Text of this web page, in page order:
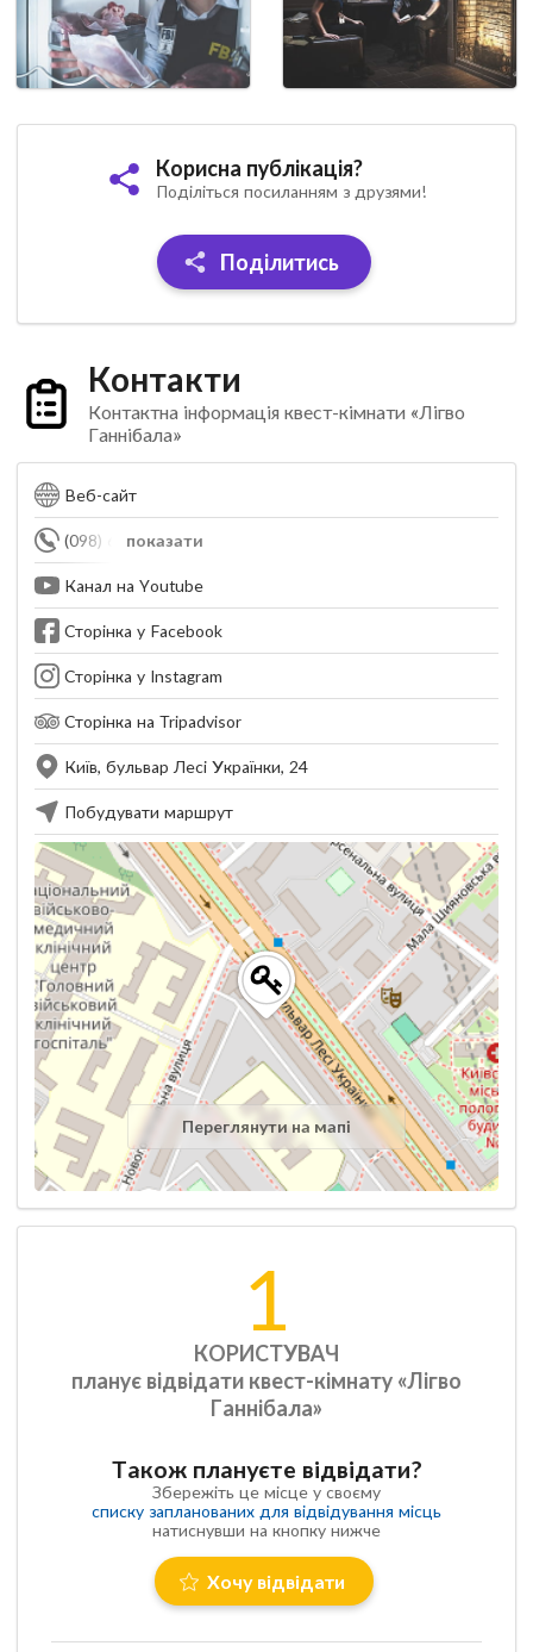
Корисна публікація?
Поділіться посиланням з друзями!
Поділитись
Контакти
Контактна інформація квест-кімнати «Лігво
Ганнібала»
Веб-сайт
показати
(098) 641-94-34
Канал на Youtube
Сторінка у Facebook
Сторінка у Instagram
Сторінка на Tripadvisor
Київ, бульвар Лесі Українки, 24
Побудувати маршрут
Переглянути на мапі
1
КОРИСТУВАЧ
планує відвідати квест-кімнату «Лігво
Ганнібала»
Також плануєте відвідати?
Збережіть це місце у своєму
списку запланованих для відвідування місць
натиснувши на кнопку нижче
Хочу відвідати